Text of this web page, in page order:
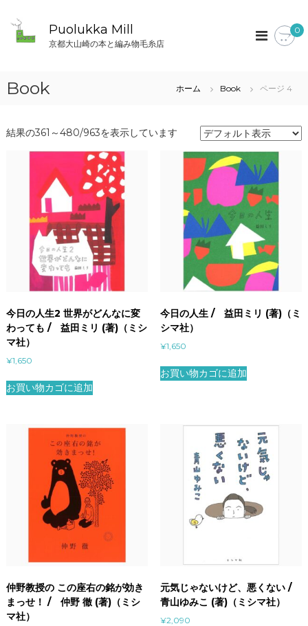
ス
プ
Puolukka Mill
京都大山崎の本と編み物毛糸店
0
Book ホーム Book ページ 4
結果の361～480/963を表示しています
今日の人生2 世界がどんなに変
わっても / 益田ミリ (著)（ミシ
マ社）
¥1,650
お買い物カゴに追加
今日の人生 / 益田ミリ (著)（ミ
シマ社）
¥1,650
お買い物カゴに追加
仲野教授の この座右の銘が効き
まっせ！ / 仲野 徹 (著)（ミシ
マ社）
元気じゃないけど、悪くない /
青山ゆみこ (著)（ミシマ社）
¥2,090